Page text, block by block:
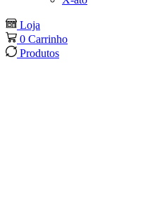
Loja
0 Carrinho
Produtos